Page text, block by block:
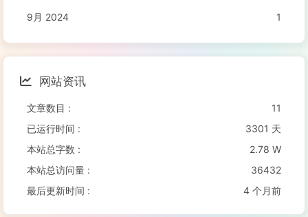
9月 2024
1
网站资讯
文章数目 :
11
已运行时间 :
3301 天
本站总字数 :
2.78 W
本站总访问量 :
36432
最后更新时间 :
4 个月前